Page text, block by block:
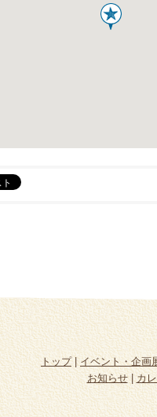
トップ|イベント・企画
お知らせ|カ